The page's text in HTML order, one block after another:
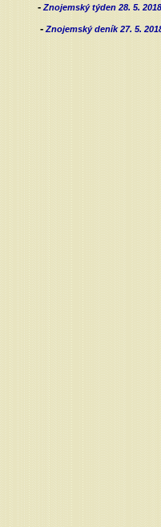
- Znojemský týden 28. 5. 2018
- Znojemský deník 27. 5.